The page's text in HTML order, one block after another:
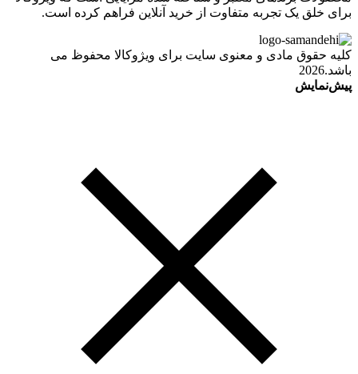
برای خلق یک تجربه متفاوت از خرید آنلاین فراهم کرده است.
کلیه حقوق مادی و معنوی سایت برای ویژوکالا محفوظ می
باشد.2026
پیش‌نمایش